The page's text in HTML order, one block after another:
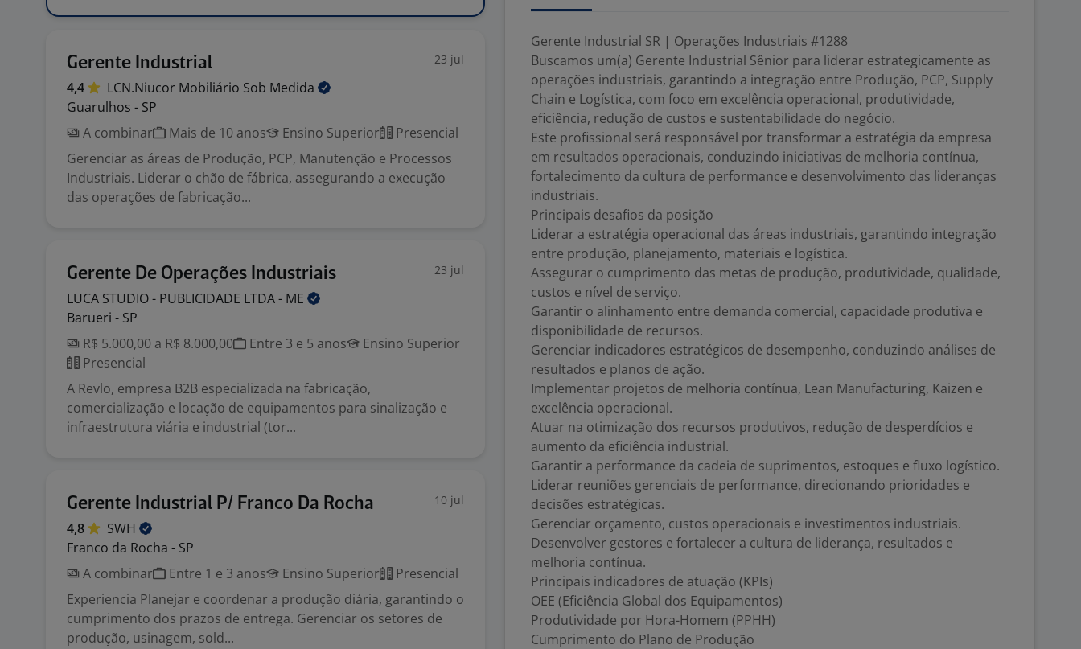
Gerente Industrial 23 jul
4,4 LCN.Niucor Mobiliário Sob Medida
Guarulhos - SP
A combinar
Mais de 10 anos Ensino Superior
Presencial
Gerenciar as áreas de Produção, PCP, Manutenção e Processos
Industriais. Liderar o chão de fábrica, assegurando a execução
das operações de fabricação...
Gerente De Operações Industriais 23 jul
LUCA STUDIO - PUBLICIDADE LTDA - ME
Barueri - SP
R$ 5.000,00 a R$ 8.000,00
Entre 3 e 5 anos
Ensino Superior
Presencial
A Revlo, empresa B2B especializada na fabricação,
comercialização e locação de equipamentos para sinalização e
infraestrutura viária e industrial (tor...
Gerente Industrial P/ Franco Da Rocha 10 jul
4,8
SWH
Franco da Rocha - SP
A combinar
Entre 1 e 3 anos Ensino Superior
Presencial
Experiencia Planejar e coordenar a produção diária, garantindo o
cumprimento dos prazos de entrega. Gerenciar os setores de
produção, usinagem, sold...
Gerente Industrial SR | Operações Industriais #1288
Buscamos um(a) Gerente Industrial Sênior para liderar estrategicamente as
operações industriais, garantindo a integração entre Produção, PCP, Supply
Chain e Logística, com foco em excelência operacional, produtividade,
eficiência, redução de custos e sustentabilidade do negócio.
Este profissional será responsável por transformar a estratégia da empresa
em resultados operacionais, conduzindo iniciativas de melhoria contínua,
fortalecimento da cultura de performance e desenvolvimento das lideranças
industriais.
Principais desafios da posição
Liderar a estratégia operacional das áreas industriais, garantindo integração
entre produção, planejamento, materiais e logística.
Assegurar o cumprimento das metas de produção, produtividade, qualidade,
custos e nível de serviço.
Garantir o alinhamento entre demanda comercial, capacidade produtiva e
disponibilidade de recursos.
Gerenciar indicadores estratégicos de desempenho, conduzindo análises de
resultados e planos de ação.
Implementar projetos de melhoria contínua, Lean Manufacturing, Kaizen e
excelência operacional.
Atuar na otimização dos recursos produtivos, redução de desperdícios e
aumento da eficiência industrial.
Garantir a performance da cadeia de suprimentos, estoques e fluxo logístico.
Liderar reuniões gerenciais de performance, direcionando prioridades e
decisões estratégicas.
Gerenciar orçamento, custos operacionais e investimentos industriais.
Desenvolver gestores e fortalecer a cultura de liderança, resultados e
melhoria contínua.
Principais indicadores de atuação (KPIs)
OEE (Eficiência Global dos Equipamentos)
Produtividade por Hora-Homem (PPHH)
Cumprimento do Plano de Produção